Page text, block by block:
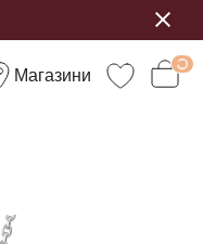
Магазини